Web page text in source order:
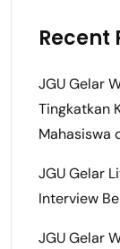
Recent
JGU Gelar
Tingkatkan
Mahasiswa
JGU Gelar
Interview
JGU Gelar